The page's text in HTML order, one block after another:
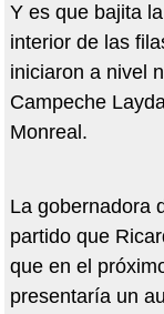
Y es que bajita
interior de las
iniciaron a nivel
Campeche
Monreal.
La gobernadora
partido que
que en el
presentaría un